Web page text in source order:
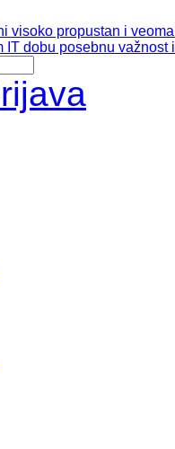
visoko propustan i
IT dobu posebnu